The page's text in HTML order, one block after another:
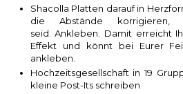
Shacolla Platten darauf in
die Abstände
seid. Ankleben. Damit erreicht
Effekt und könnt bei Eurer
ankleben.
Hochzeitsgesellschaft in 19
kleine Post-Its schreiben